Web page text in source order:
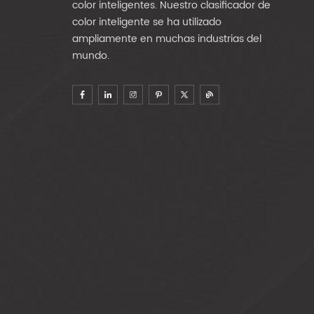
color inteligentes. Nuestro clasificador de
color inteligente se ha utilizado
ampliamente en muchas industrias del
mundo.